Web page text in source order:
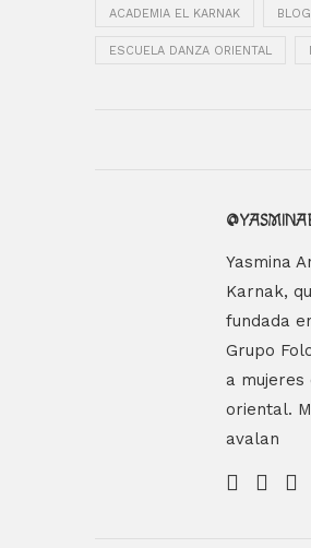
ACADEMIA EL KARNAK BLOG
ESCUELA DANZA ORIENTAL
Yasmina
Karnak,
fundada
Grupo
a
oriental.
avalan